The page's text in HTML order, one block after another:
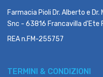
Farmacia Pioli Dr. Alberto e
Snc - 63816 Francavilla d'Ete
REA n.FM-255757
TERMINI & CONDIZIONI